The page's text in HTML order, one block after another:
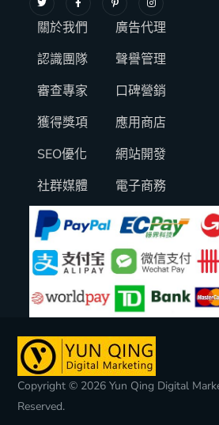
關於我們
認識團隊
審查專家
獲得獎項
SEO優化
社群媒體
廣告代理
聲譽管理
口碑營銷
應用商店
網站開發
電子商務
Copyright © 2026 Yun Qing Digital
Reserved.